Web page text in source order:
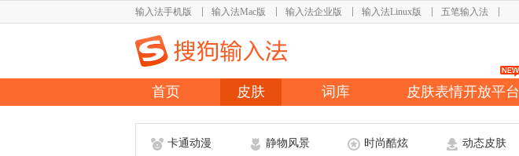
输入法手机版 输入法Mac版 输入法企业版 输入法Linux版 五笔输入法
首页 皮肤 词库 皮肤表情开放平台
卡通动漫 静物风景 时尚酷炫 动态皮肤